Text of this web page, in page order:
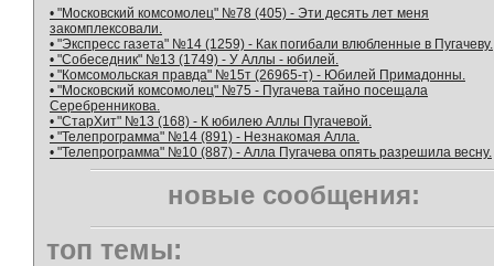
• "Московский комсомолец" №78 (405) - Эти десять лет меня
закомплексовали.
• "Экспресс газета" №14 (1259) - Как погибали влюбленные в Пугачеву.
• "Собеседник" №13 (1749) - У Аллы - юбилей.
• "Комсомольская правда" №15т (26965-т) - Юбилей Примадонны.
• "Московский комсомолец" №75 - Пугачева тайно посещала
Серебренникова.
• "СтарХит" №13 (168) - К юбилею Аллы Пугачевой.
• "Телепрограмма" №14 (891) - Незнакомая Алла.
• "Телепрограмма" №10 (887) - Алла Пугачева опять разрешила весну.
новые сообщения:
топ темы: